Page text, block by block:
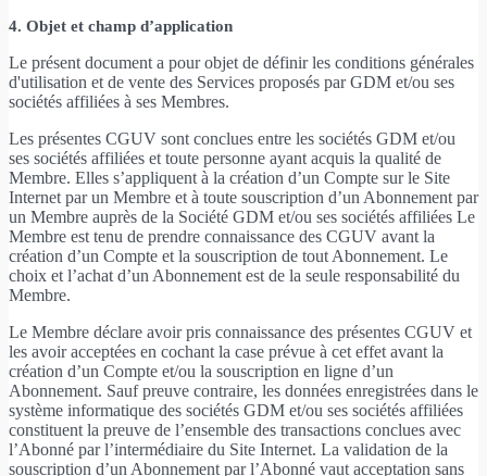
4. Objet et champ d’application
Le présent document a pour objet de définir les conditions générales
d'utilisation et de vente des Services proposés par GDM et/ou ses
sociétés affiliées à ses Membres.
Les présentes CGUV sont conclues entre les sociétés GDM et/ou
ses sociétés affiliées et toute personne ayant acquis la qualité de
Membre. Elles s’appliquent à la création d’un Compte sur le Site
Internet par un Membre et à toute souscription d’un Abonnement par
un Membre auprès de la Société GDM et/ou ses sociétés affiliées Le
Membre est tenu de prendre connaissance des CGUV avant la
création d’un Compte et la souscription de tout Abonnement. Le
choix et l’achat d’un Abonnement est de la seule responsabilité du
Membre.
Le Membre déclare avoir pris connaissance des présentes CGUV et
les avoir acceptées en cochant la case prévue à cet effet avant la
création d’un Compte et/ou la souscription en ligne d’un
Abonnement. Sauf preuve contraire, les données enregistrées dans le
système informatique des sociétés GDM et/ou ses sociétés affiliées
constituent la preuve de l’ensemble des transactions conclues avec
l’Abonné par l’intermédiaire du Site Internet. La validation de la
souscription d’un Abonnement par l’Abonné vaut acceptation sans